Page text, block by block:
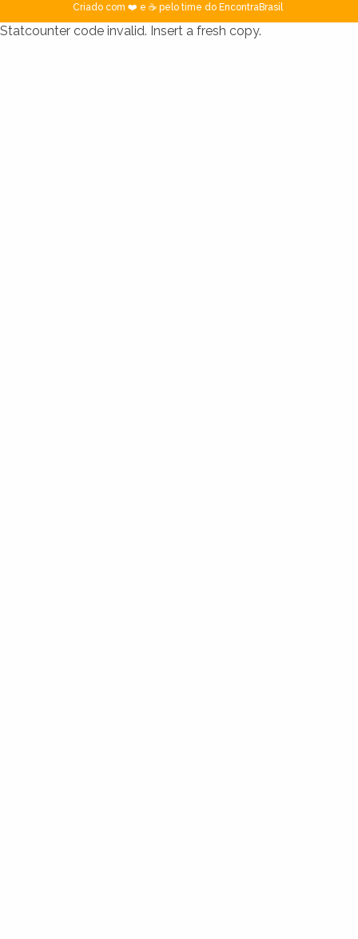
Criado com ❤️ e ☕ pelo time do EncontraBrasil
Statcounter code invalid. Insert a fresh copy.